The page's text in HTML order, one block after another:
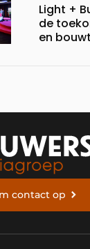
Light +
de
en
contact op